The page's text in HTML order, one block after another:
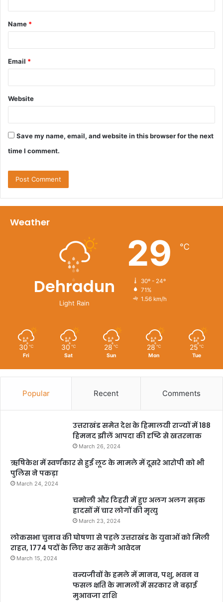
t
*
Name *
Email *
Website
Save my name, email, and website in this browser for the next
time I comment.
Weather
Dehradun
Light Rain
29 ℃
30º - 24º
71%
1.56 km/h
30 ℃
Fri
30 ℃
Sat
28 ℃
Sun
28 ℃
Mon
25 ℃
Tue
Popular Recent Comments
उत्तराखंड समेत देश के हिमालयी राज्यों में 188
हिमनद झीलें आपदा की दृष्टि से खतरनाक
March 26, 2024
ऋषिकेश में स्वर्णकार से हुई लूट के मामले में दूसरे आरोपी को भी
पुलिस ने पकड़ा
March 24, 2024
चमोली और टिहरी में हुए अलग अलग सड़क
हादसों में चार लोगों की मृत्यु
March 23, 2024
लोकसभा चुनाव की घोषणा से पहले उत्तराखंड के युवाओं को मिली
राहत, 1774 पदों के लिए कर सकेंगे आवेदन
March 15, 2024
वन्यजीवों के हमले में मानव, पशु, भवन व
फसल क्षति के मामलों में सरकार ने बढ़ाई
मुआवजा राशि